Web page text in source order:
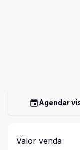
Agendar
Valor venda